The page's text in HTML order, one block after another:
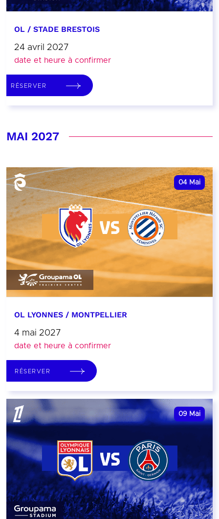
OL / STADE BRESTOIS
24 avril 2027
date et heure à confirmer
RÉSERVER
MAI 2027
04 Mai
OL LYONNES / MONTPELLIER
4 mai 2027
date et heure à confirmer
RÉSERVER
09 Mai